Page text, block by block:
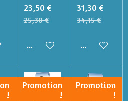
panier
23,50 €
25,30 €
Ajouter au panier
31,30 €
34,15 €
Ajouter au
!
Promotion
!
Promotion
!